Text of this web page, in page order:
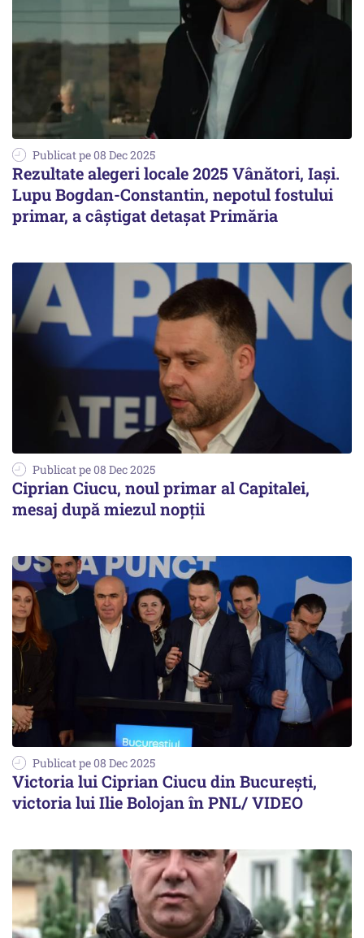
Publicat pe 08 Dec 2025
Rezultate alegeri locale 2025 Vânători, Iași.
Lupu Bogdan-Constantin, nepotul fostului
primar, a câștigat detașat Primăria
Publicat pe 08 Dec 2025
Ciprian Ciucu, noul primar al Capitalei,
mesaj după miezul nopții
Publicat pe 08 Dec 2025
Victoria lui Ciprian Ciucu din București,
victoria lui Ilie Bolojan în PNL/ VIDEO